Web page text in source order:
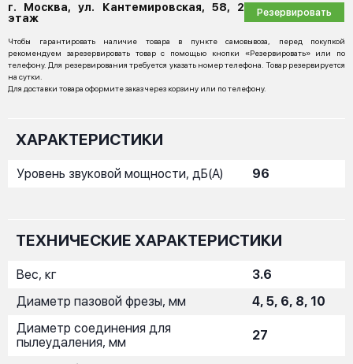
г. Москва, ул. Кантемировская, 58, 2
этаж
Резервировать
Чтобы гарантировать наличие товара в пункте самовывоза, перед покупкой
рекомендуем зарезервировать товар с помощью кнопки «Резервировать» или по
телефону. Для резервирования требуется указать номер телефона. Товар резервируется
на сутки.
Для доставки товара оформите заказ через корзину или по телефону.
ХАРАКТЕРИСТИКИ
Уровень звуковой мощности, дБ(А) 96
ТЕХНИЧЕСКИЕ ХАРАКТЕРИСТИКИ
Вес, кг
3.6
Диаметр пазовой фрезы, мм
4, 5, 6, 8, 10
Диаметр соединения для
пылеудаления, мм
27